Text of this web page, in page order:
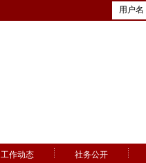
用户名
工作动态 社务公开